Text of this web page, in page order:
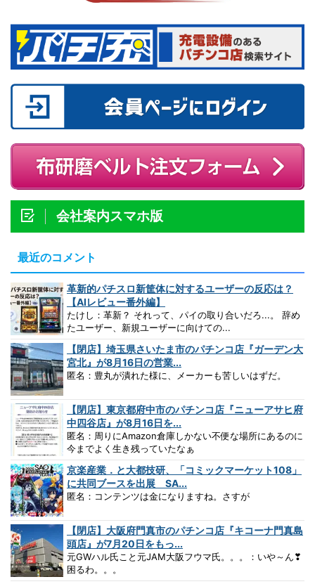
会社案内スマホ版
最近のコメント
革新的パチスロ新筐体に対するユーザーの反応は？
【AIレビュー番外編】
たけし：革新？ それって、パイの取り合いだろ...。 辞め
たユーザー、新規ユーザーに向けての...
【閉店】埼玉県さいたま市のパチンコ店『ガーデン大
宮北』が8月16日の営業...
匿名：豊丸が潰れた様に、メーカーも苦しいはずだ。
【閉店】東京都府中市のパチンコ店『ニューアサヒ府
中四谷店』が8月16日を...
匿名：周りにAmazon倉庫しかない不便な場所にあるのに
今までよく生き残っていたなぁ
京楽産業．と大都技研、「コミックマーケット108」
に共同ブースを出展 SA...
匿名：コンテンツは金になりますね。さすが
【閉店】大阪府門真市のパチンコ店『キコーナ門真島
頭店』が7月20日をもっ...
元GWハル氏こと元JAM大阪フウマ氏。。。：いや～ん❣
困るわ。。。